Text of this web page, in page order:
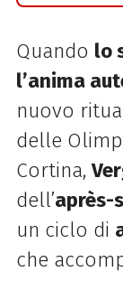
Quando lo
l’anima
nuovo
delle
Cortina,
dell’après-
un ciclo di
che